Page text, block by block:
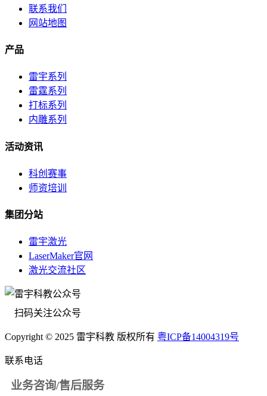
联系我们
网站地图
产品
雷宇系列
雷霆系列
打标系列
内雕系列
活动资讯
科创赛事
师资培训
集团分站
雷宇激光
LaserMaker官网
激光交流社区
扫码关注公众号
Copyright © 2025 雷宇科教 版权所有 粤ICP备14004319号
联系电话
业务咨询/售后服务